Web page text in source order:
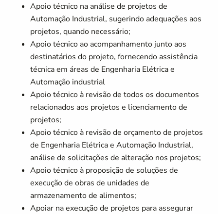
Apoio técnico na análise de projetos de
Automação Industrial, sugerindo adequações aos
projetos, quando necessário;
Apoio técnico ao acompanhamento junto aos
destinatários do projeto, fornecendo assistência
técnica em áreas de Engenharia Elétrica e
Automação industrial
Apoio técnico à revisão de todos os documentos
relacionados aos projetos e licenciamento de
projetos;
Apoio técnico à revisão de orçamento de projetos
de Engenharia Elétrica e Automação Industrial,
análise de solicitações de alteração nos projetos;
Apoio técnico à proposição de soluções de
execução de obras de unidades de
armazenamento de alimentos;
Apoiar na execução de projetos para assegurar